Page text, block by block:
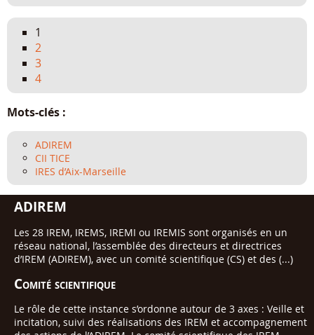
1
2
3
4
Mots-clés :
ADIREM
CII TICE
IRES d’Aix-Marseille
ADIREM
Les 28 IREM, IREMS, IREMI ou IREMIS sont organisés en un
réseau national, l’assemblée des directeurs et directrices
d’IREM (ADIREM), avec un comité scientifique (CS) et des (...)
Comité scientifique
Le rôle de cette instance s’ordonne autour de 3 axes : Veille et
incitation, suivi des réalisations des IREM et accompagnement